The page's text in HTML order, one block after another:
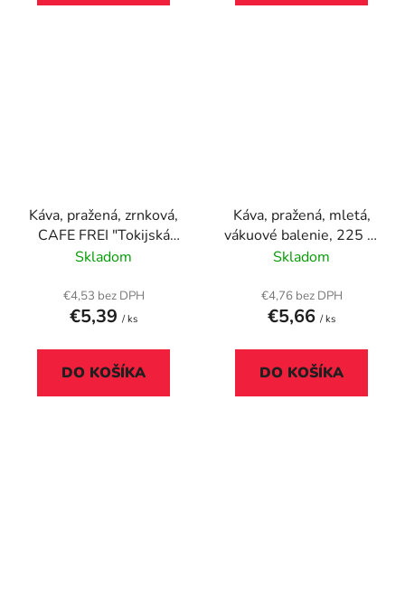
Káva, pražená, zrnková,
CAFE FREI "Tokijská
čokoládovo-malinová
Skladom
€4,53 bez DPH
€5,39 / ks
DO KOŠÍKA
Káva, pražená, mletá,
vákuové balenie, 225 g,
DOUWE EGBERTS
praženie
Skladom
€4,76 bez DPH
€5,66 / ks
DO KOŠÍKA